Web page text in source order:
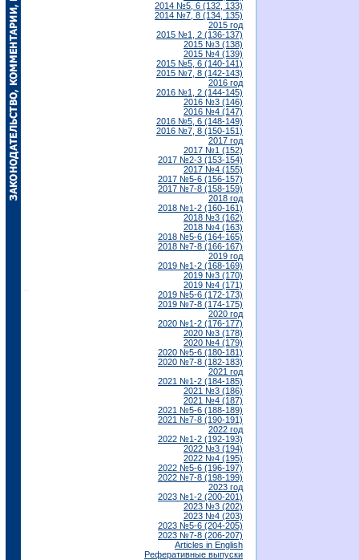
2014 №5, 6 (132, 133)
2014 №7, 8 (134, 135)
2015 год
2015 №1, 2 (136-137)
2015 №3 (138)
2015 №4 (139)
2015 №5, 6 (140-141)
2015 №7, 8 (142-143)
2016 год
2016 №1, 2 (144-145)
2016 №3 (146)
2016 №4 (147)
2016 №5, 6 (148-149)
2016 №7, 8 (150-151)
2017 год
2017 №1 (152)
2017 №2-3 (153-154)
2017 №4 (155)
2017 №5-6 (156-157)
2017 №7-8 (158-159)
2018 год
2018 №1-2 (160-161)
2018 №3 (162)
2018 №4 (163)
2018 №5-6 (164-165)
2018 №7-8 (166-167)
2019 год
2019 №1-2 (168-169)
2019 №3 (170)
2019 №4 (171)
2019 №5-6 (172-173)
2019 №7-8 (174-175)
2020 год
2020 №1-2 (176-177)
2020 №3 (178)
2020 №4 (179)
2020 №5-6 (180-181)
2020 №7-8 (182-183)
2021 год
2021 №1-2 (184-185)
2021 №3 (186)
2021 №4 (187)
2021 №5-6 (188-189)
2021 №7-8 (190-191)
2022 год
2022 №1-2 (192-193)
2022 №3 (194)
2022 №4 (195)
2022 №5-6 (196-197)
2022 №7-8 (198-199)
2023 год
2023 №1-2 (200-201)
2023 №3 (202)
2023 №4 (203)
2023 №5-6 (204-205)
2023 №7-8 (206-207)
Articles in English
Реферативные выпуски